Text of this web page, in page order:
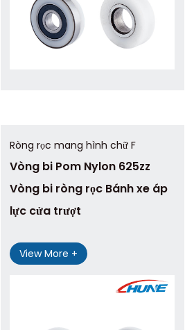
Ròng rọc mang hình chữ F
Vòng bi Pom Nylon 625zz
Vòng bi ròng rọc Bánh xe áp
lực cửa trượt
View More +